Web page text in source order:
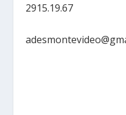
2915.19.67